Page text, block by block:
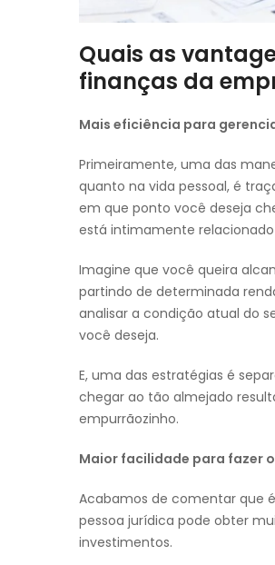
Quais as
finanças da
Mais eficiência para
Primeiramente, uma das
quanto na vida pessoal, é
em que ponto você deseja
está intimamente
Imagine que você queira
partindo de determinada
analisar a condição atual do
você deseja.
E, uma das estratégias é
chegar ao tão almejado
empurrãozinho.
Maior facilidade para fazer
Acabamos de comentar que
pessoa jurídica pode obter
investimentos.